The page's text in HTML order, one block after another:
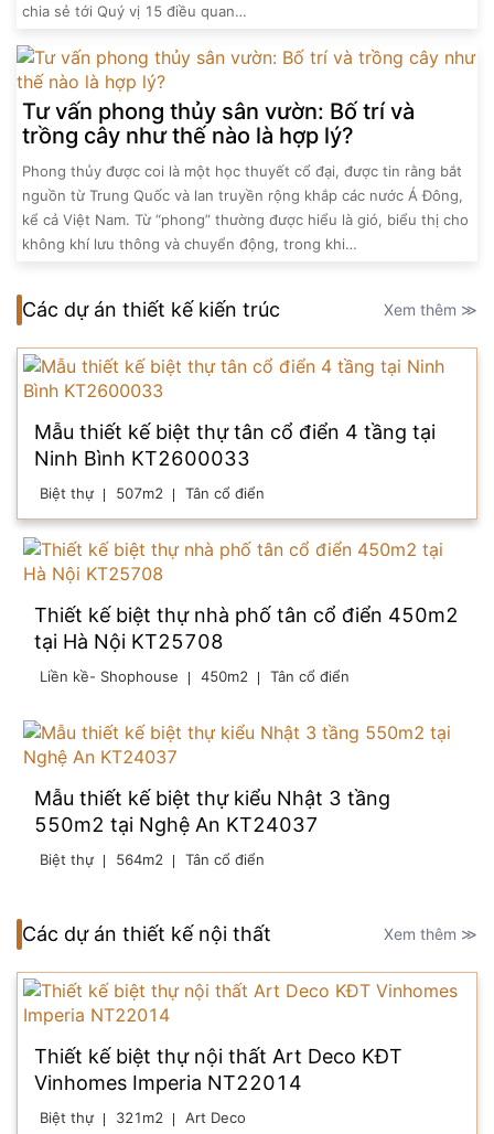
chia sẻ tới Quý vị 15 điều quan…
Tư vấn phong thủy sân vườn: Bố trí và
trồng cây như thế nào là hợp lý?
Phong thủy được coi là một học thuyết cổ đại, được tin rằng bắt
nguồn từ Trung Quốc và lan truyền rộng khắp các nước Á Đông,
kể cả Việt Nam. Từ “phong” thường được hiểu là gió, biểu thị cho
không khí lưu thông và chuyển động, trong khi…
Các dự án thiết kế kiến trúc Xem thêm ≫
Mẫu thiết kế biệt thự tân cổ điển 4 tầng tại
Ninh Bình KT2600033
Biệt thự 507m2 Tân cổ điển
Thiết kế biệt thự nhà phố tân cổ điển 450m2
tại Hà Nội KT25708
Liền kề- Shophouse 450m2 Tân cổ điển
Mẫu thiết kế biệt thự kiểu Nhật 3 tầng
550m2 tại Nghệ An KT24037
Biệt thự 564m2 Tân cổ điển
Các dự án thiết kế nội thất Xem thêm ≫
Thiết kế biệt thự nội thất Art Deco KĐT
Vinhomes Imperia NT22014
Biệt thự 321m2 Art Deco